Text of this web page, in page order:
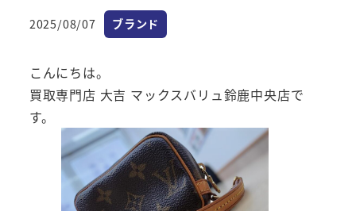
投稿日
2025/08/07 カテゴリー
ブランド
こんにちは。
買取専門店 大吉 マックスバリュ鈴鹿中央店で
す。